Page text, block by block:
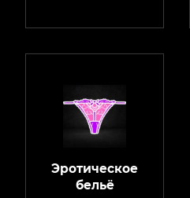
Эротическое
бельё